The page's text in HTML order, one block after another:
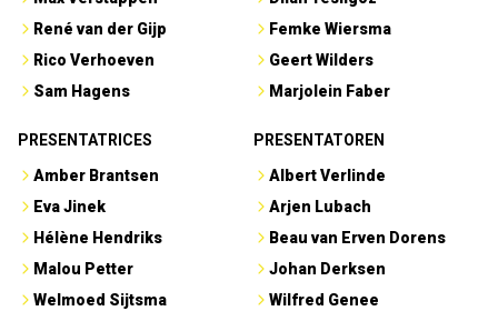
René van der Gijp
Rico Verhoeven
Sam Hagens
Femke Wiersma
Geert Wilders
Marjolein Faber
PRESENTATRICES
Amber Brantsen
Eva Jinek
Hélène Hendriks
Malou Petter
Welmoed Sijtsma
PRESENTATOREN
Albert Verlinde
Arjen Lubach
Beau van Erven Dorens
Johan Derksen
Wilfred Genee